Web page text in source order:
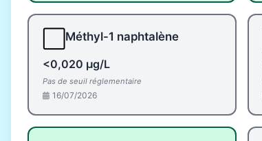
Méthyl-1 naphtalène
<0,020 µg/L
Pas de seuil réglementaire
16/07/2026